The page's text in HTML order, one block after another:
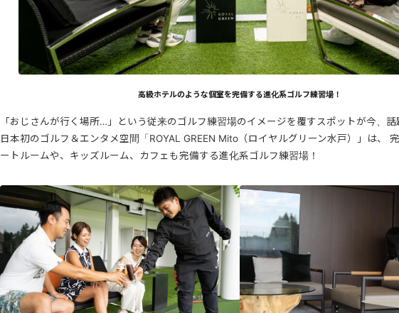
高級ホテルのような個室を完備する進化系ゴルフ練習場！
「おじさんが行く場所…」という従来のゴルフ練習場のイメージを覆すスポットが今、話
日本初のゴルフ＆エンタメ空間「ROYAL GREEN Mito（ロイヤルグリーン水戸）」は、
ートルームや、キッズルーム、カフェも完備する進化系ゴルフ練習場！